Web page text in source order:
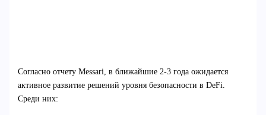
Согласно отчету Messari, в ближайшие 2-3 года ожидается
активное развитие решений уровня безопасности в DeFi.
Среди них: